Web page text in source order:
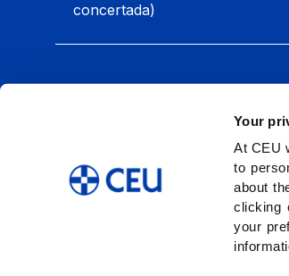
Your
At CEU
to
about
clicking
your
concertada)